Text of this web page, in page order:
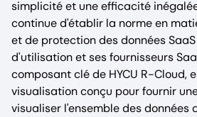
simplicité et une efficacité
continue d'établir la norme en
et de protection des données
d'utilisation et ses fournisseurs
composant clé de HYCU R-Cloud,
visualisation conçu pour fournir
visualiser l'ensemble des données